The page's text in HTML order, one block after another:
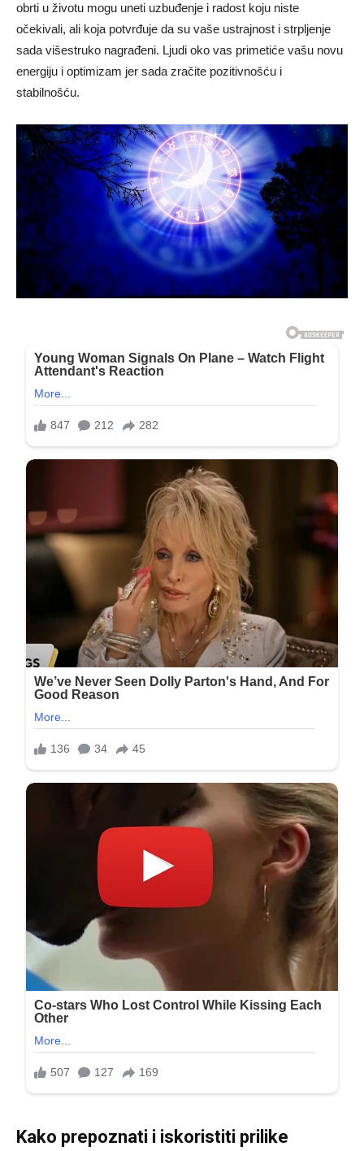
obrti u životu mogu uneti uzbuđenje i radost koju niste
očekivali, ali koja potvrđuje da su vaše ustrajnost i strpljenje
sada višestruko nagrađeni. Ljudi oko vas primetiće vašu novu
energiju i optimizam jer sada zračite pozitivnošću i
stabilnošću.
Kako prepoznati i iskoristiti prilike